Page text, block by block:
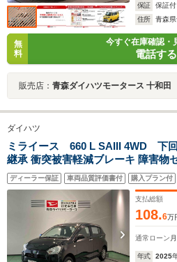
保証
保証付
住所
青森
無
料
今すぐ在庫確認・
電話する
販売店： 青森ダイハツモータース 十和田
ダイハツ
ミライース 660 L SAIII 4WD 下
継承 衝突被害軽減ブレーキ 障害物
ディーラー保証 車両品質評価書付 購入プラン付
支払総額
108.6万
通常ローン
年式 2025